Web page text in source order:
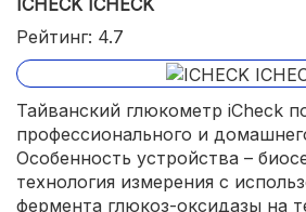
Рейтинг: 4.7
Тайванский глюкометр iCheck
профессионального и
Особенность устройства –
технология измерения с
фермента глюкоз-оксидазы на